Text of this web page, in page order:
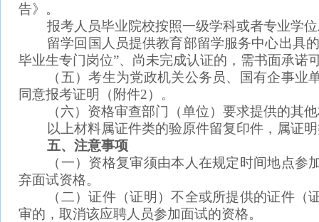
告》。
报考人员毕业院校按照一级学科或者专业学位
留学回国人员提供教育部留学服务中心出具的
毕业生专门岗位”、尚未完成认证的，需书面承诺
（五）考生为党政机关公务员、国有企事业
同意报考证明（附件2）。
（六）资格审查部门（单位）要求提供的其他
以上材料属证件类的验原件留复印件，属证明
五、注意事项
（一）资格复审须由本人在规定时间地点参
弃面试资格。
（二）证件（证明）不全或所提供的证件（
审的，取消该应聘人员参加面试的资格。